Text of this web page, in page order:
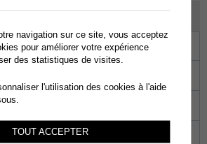
Me Je Ve Sa
08
16 17
navigation sur ce site, vous acceptez
pour améliorer votre expérience
des statistiques de visites.
l'utilisation des cookies à l'aide
TOUT ACCEPTER